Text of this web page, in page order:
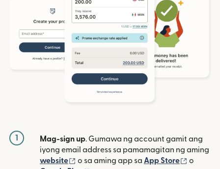
1 Mag-sign up. Gumawa ng account gamit ang
iyong email address sa pamamagitan ng aming
website
(bubukas sa bagong window)
o sa aming app sa App Store
o